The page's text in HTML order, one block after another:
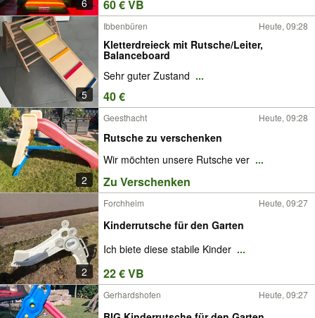
6 60 € VB
5
Ibbenbüren Heute, 09:28
Kletterdreieck mit Rutsche/Leiter,
Balanceboard
Sehr guter Zustand ...
40 €
2
Geesthacht Heute, 09:28
Rutsche zu verschenken
Wir möchten unsere Rutsche ver ...
Zu Verschenken
2
Forchheim Heute, 09:27
Kinderrutsche für den Garten
Ich biete diese stabile Kinder ...
22 € VB
Gerhardshofen Heute, 09:27